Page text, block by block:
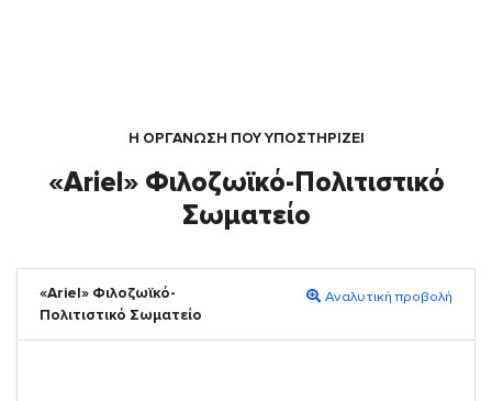
Η ΟΡΓΆΝΩΣΗ ΠΟΥ ΥΠΟΣΤΗΡΙΖΕΙ
«Ariel» Φιλοζωϊκό-Πολιτιστικό
Σωματείο
«Ariel» Φιλοζωϊκό-
Πολιτιστικό Σωματείο
Αναλυτική προβολή